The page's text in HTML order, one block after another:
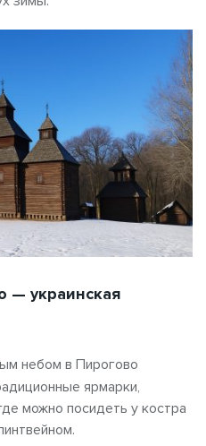
— украинская
небом в Пирогово
ярмарки,
можно посидеть у костра